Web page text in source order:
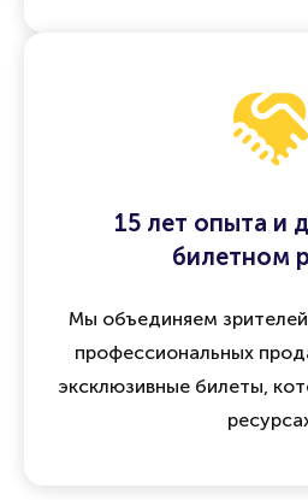
15 лет опыта и
билетном
Мы объединяем
профессиональных
эксклюзивные билеты,